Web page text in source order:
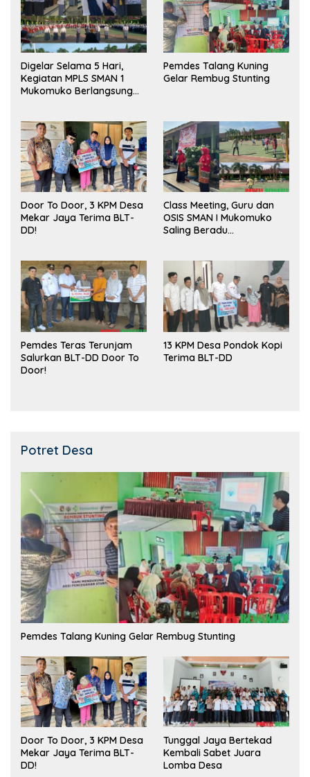
Digelar Selama 5 Hari,
Kegiatan MPLS SMAN 1
Mukomuko Berlangsung
Pemdes Talang Kuning
Gelar Rembug Stunting
Door To Door, 3 KPM Desa
Mekar Jaya Terima BLT-
DD!
Class Meeting, Guru dan
OSIS SMAN I Mukomuko
Saling Beradu
Pemdes Teras Terunjam
Salurkan BLT-DD Door To
Door!
13 KPM Desa Pondok Kopi
Terima BLT-DD
Potret Desa
Pemdes Talang Kuning Gelar Rembug Stunting
Door To Door, 3 KPM Desa
Mekar Jaya Terima BLT-
DD!
Tunggal Jaya Bertekad
Kembali Sabet Juara
Lomba Desa